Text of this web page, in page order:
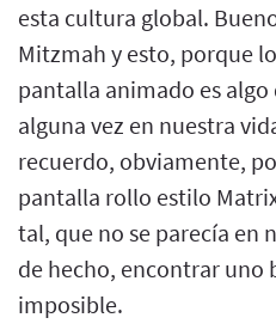
esta cultura global.
Mitzmah y esto, porque
pantalla animado es
alguna vez en nuestra
recuerdo, obviamente,
pantalla rollo estilo
tal, que no se parecía en
de hecho, encontrar uno
imposible.